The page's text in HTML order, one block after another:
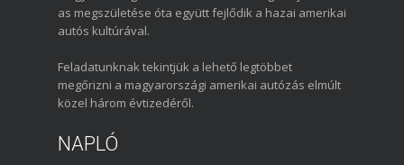
as megszületése óta együtt fejlődik a hazai amerikai
autós kultúrával.
Feladatunknak tekintjük a lehető legtöbbet
megőrizni a magyarországi amerikai autózás elmúlt
közel három évtizedéről.
NAPLÓ